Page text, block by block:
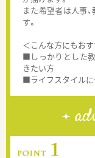
また希望者は人事
す。
＜こんな方にもお
■しっかりとした
きたい方
■ライフスタイル